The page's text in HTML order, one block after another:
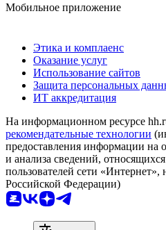
Мобильное приложение
Этика и комплаенс
Оказание услуг
Использование сайтов
Защита персональных
ИТ аккредитация
На информационном ресурсе
рекомендательные технологии
предоставления информации на
и анализа сведений,
пользователей сети
Российской Федерации)